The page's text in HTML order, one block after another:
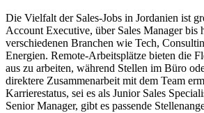
Die Vielfalt der Sales-Jobs in Jordanien ist
Account Executive, über Sales Manager bis
verschiedenen Branchen wie Tech,
Energien. Remote-Arbeitsplätze bieten die
aus zu arbeiten, während Stellen im Büro
direktere Zusammenarbeit mit dem Team
Karrierestatus, sei es als Junior Sales
Senior Manager, gibt es passende